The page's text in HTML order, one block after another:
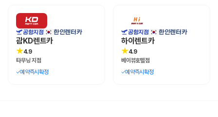
공항지점 한인렌터카
괌KD렌트카
★4.9
타무닝 지점
예약즉시확정
공항지점 한인렌터카
하이렌트카
★4.9
베이뷰호텔점
예약즉시확정